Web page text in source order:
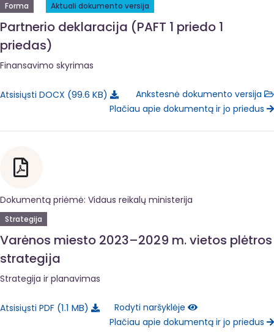
Forma Aktuali dokumento versija
Partnerio deklaracija (PAFT 1 priedo 1
priedas)
Finansavimo skyrimas
Atsisiųsti DOCX 99.6 KB
Ankstesnė dokumento versija
Plačiau apie dokumentą ir jo priedus
Dokumentą priėmė: Vidaus reikalų ministerija
Strategija
Varėnos miesto 2023–2029 m. vietos plėtros
strategija
Strategija ir planavimas
Atsisiųsti PDF 1.1 MB
Rodyti naršyklėje
Plačiau apie dokumentą ir jo priedus